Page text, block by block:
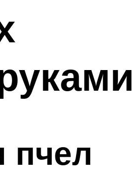
пчел